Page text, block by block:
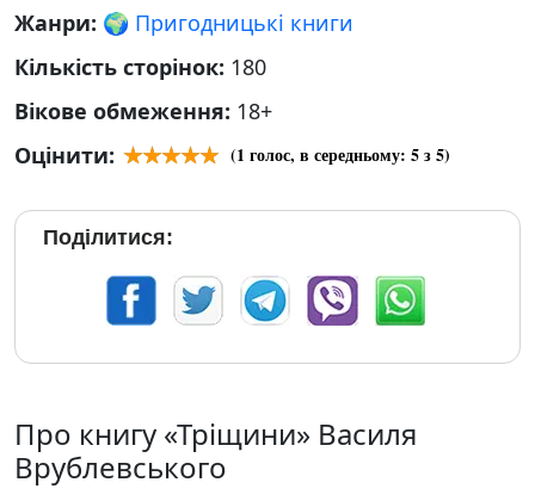
Жанри: 🌍 Пригодницькі книги
Кількість сторінок: 180
Вікове обмеження: 18+
Оцінити:
(1 голос, в середньому: 5з 5)
Поділитися:
Про книгу «Тріщини» Василя
Врублевського